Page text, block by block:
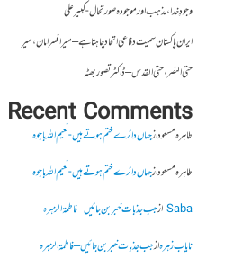
وجودِ خدا، مذہب اور موجودہ صورتحال- کبیر علی
ایران پاکستان سمیت دفاعی اتحاد چاہتا ہے – میر افسر امان،میر
حتی النصر ، حتی القدس – ڈاکٹر تصور بھٹہ
Recent Comments
طاہرہ مسعودازجہاں دائرے ختم ہوتے ہیں- نعیم اللہ باجوہ
طاہرہ مسعودازجہاں دائرے ختم ہوتے ہیں- نعیم اللہ باجوہ
Sabaازجب جذبات خبر بن جائیں – فاطمۃالزہرہ
نایاب زہرہازجب جذبات خبر بن جائیں – فاطمۃالزہرہ